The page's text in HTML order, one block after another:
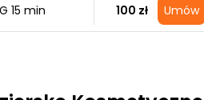
15 min 100 zł Umów